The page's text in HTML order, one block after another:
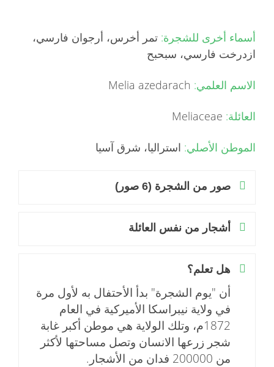
أسماء أخرى للشجرة: تمر أخرس، أرجوان فارسي،
ازدرخت فارسي، سبحبح
الاسم العلمي:
العائلة:
الموطن الأصلي: استراليا، شرق آسيا
صور من الشجرة (6 صور)
أشجار من نفس العائلة
هل تعلم؟
أن "يوم الشجرة" بدأ الأحتفال به لأول مرة
في ولاية نيبراسكا الأميركية في العام
1872م، وتلك الولاية هي موطن أكبر غابة
شجر زرعها الانسان وتصل مساحتها لأكثر
من 200000 فدان من الأشجار.